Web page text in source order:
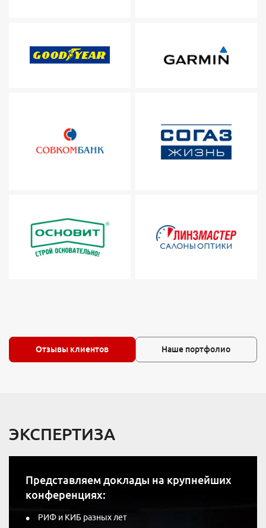
Отзывы клиентов Наше портфолио
ЭКСПЕРТИЗА
Представляем доклады на крупнейших
конференциях:
РИФ и КИБ разных лет